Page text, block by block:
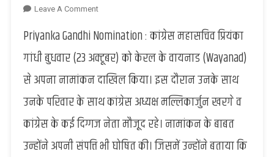
Leave A CommentOn
Gandhi
करोड़ो
की
की
मालकिन
प्रियंका,
Priyanka Gandhi Nomination : कांग्रेस महासचिव प्रियंका
गांधी बुधवार (23 अक्टूबर) को केरल के वायनाड (Wayanad)
से अपना नामांकन दाखिल किया। इस दौरान उनके साथ
उनके परिवार के साथ कांग्रेस अध्यक्ष मल्लिकार्जुन खरगे व
कांग्रेस के कई दिग्गज नेता मौजूद रहे। नामांकन के बाबत
उन्होंने अपनी संपत्ति भी घोषित की। जिसमें उन्होंने बताया कि